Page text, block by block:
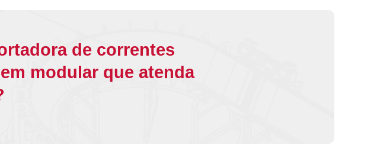
de correntes
modular que atenda